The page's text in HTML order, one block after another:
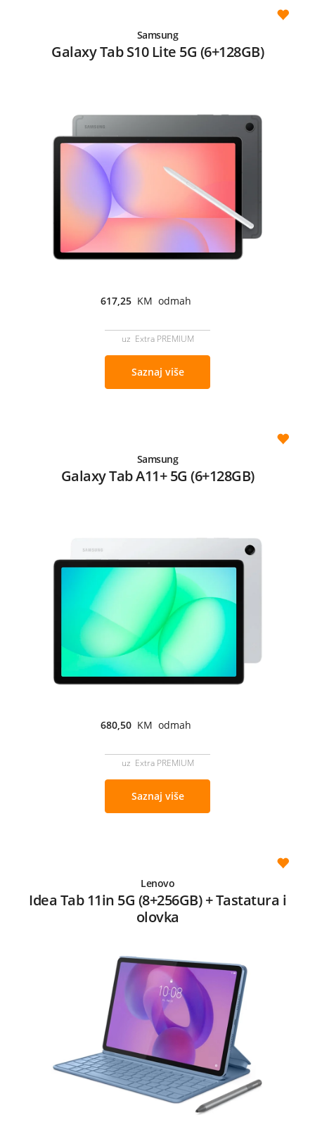
Samsung
Galaxy Tab S10 Lite 5G (6+128GB)
617,25 KM odmah
uz Extra PREMIUM
Saznaj više
Samsung
Galaxy Tab A11+ 5G (6+128GB)
680,50 KM odmah
uz Extra PREMIUM
Saznaj više
Lenovo
Idea Tab 11in 5G (8+256GB) + Tastatura i
olovka